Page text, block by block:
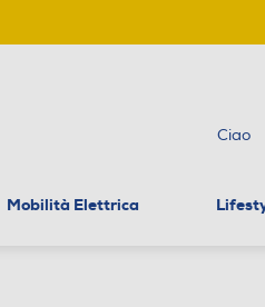
Ciao
Mobilità Elettrica